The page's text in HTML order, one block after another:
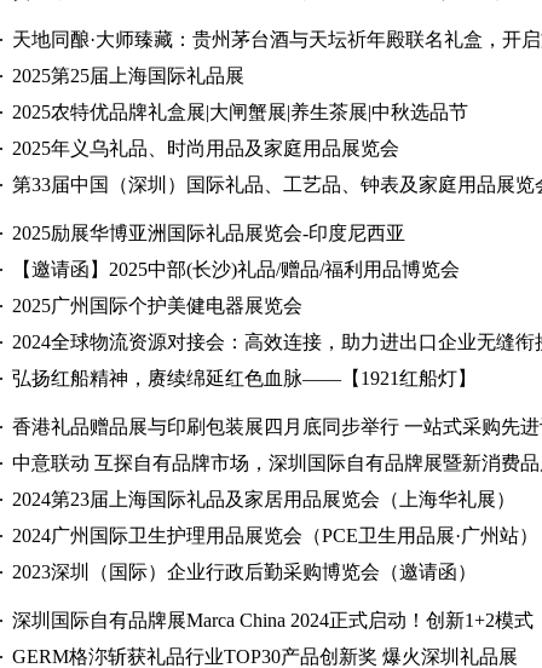
天地同酿·大师臻藏：贵州茅台酒与天坛祈年殿联名礼盒，开
2025第25届上海国际礼品展
2025农特优品牌礼盒展|大闸蟹展|养生茶展|中秋选品节
2025年义乌礼品、时尚用品及家庭用品展览会
第33届中国（深圳）国际礼品、工艺品、钟表及家庭用品展览
2025励展华博亚洲国际礼品展览会-印度尼西亚
【邀请函】2025中部(长沙)礼品/赠品/福利用品博览会
2025广州国际个护美健电器展览会
2024全球物流资源对接会：高效连接，助力进出口企业无缝衔
弘扬红船精神，赓续绵延红色血脉——【1921红船灯】
香港礼品赠品展与印刷包装展四月底同步举行 一站式采购先
中意联动 互探自有品牌市场，深圳国际自有品牌展暨新消费
2024第23届上海国际礼品及家居用品展览会（上海华礼展）
2024广州国际卫生护理用品展览会（PCE卫生用品展·广州站）
2023深圳（国际）企业行政后勤采购博览会（邀请函）
深圳国际自有品牌展Marca China 2024正式启动！创新1+2模
GERM格沵斩获礼品行业TOP30产品创新奖 爆火深圳礼品展